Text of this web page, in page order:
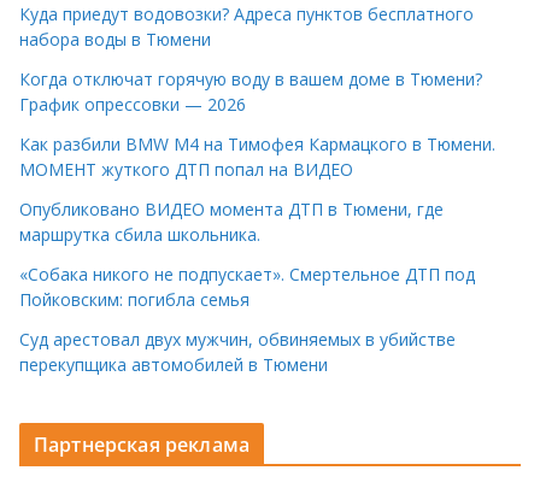
Куда приедут водовозки? Адреса пунктов бесплатного
набора воды в Тюмени
Когда отключат горячую воду в вашем доме в Тюмени?
График опрессовки — 2026
Как разбили BMW M4 на Тимофея Кармацкого в Тюмени.
МОМЕНТ жуткого ДТП попал на ВИДЕО
Опубликовано ВИДЕО момента ДТП в Тюмени, где
маршрутка сбила школьника.
«Собака никого не подпускает». Смертельное ДТП под
Пойковским: погибла семья
Суд арестовал двух мужчин, обвиняемых в убийстве
перекупщика автомобилей в Тюмени
Партнерская реклама